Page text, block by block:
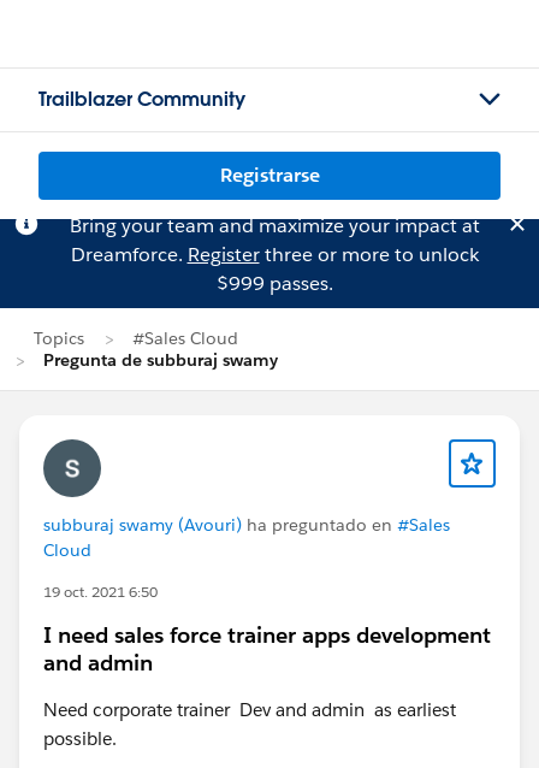
Trailblazer Community
Registrarse
Bring your team and maximize your impact at
Dreamforce. Registerthree or more to unlock
$999 passes.
Topics
#Sales Cloud
Pregunta de subburaj swamy
subburaj swamy (Avouri) ha preguntado en #Sales
Cloud
19 oct. 2021 6:50
I need sales force trainer apps development
and admin
Need corporate trainer Dev and admin as earliest
possible.